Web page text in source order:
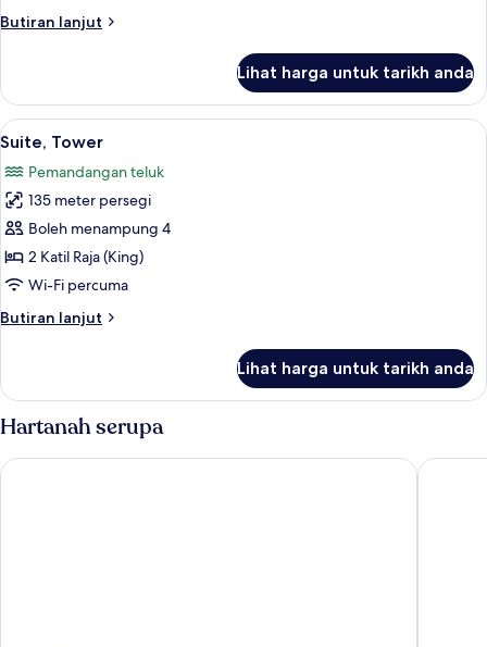
View
Butiran lanjut
Butiran
Room,
Bedroom,
View
Lihat harga untuk tarikh anda
Lihat
semua
foto
untuk
Suite,
Tower
Suite, Tower | Cadar kapas Mesir,
9
Suite, Tower
Pemandangan teluk
135 meter persegi
Boleh menampung 4
2 Katil Raja (King)
Wi-Fi percuma
Butiran lanjut
Butiran
Tower
Lihat harga untuk tarikh anda
Hartanah serupa
Moxy Miami South Beach